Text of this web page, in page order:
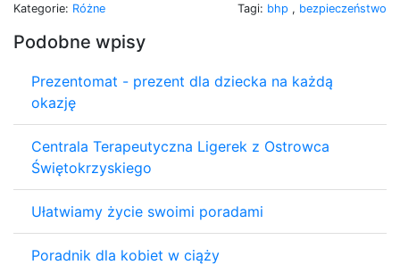
Kategorie: Różne Tagi: bhp , bezpieczeństwo
Podobne wpisy
Prezentomat - prezent dla dziecka na każdą
okazję
Centrala Terapeutyczna Ligerek z Ostrowca
Świętokrzyskiego
Ułatwiamy życie swoimi poradami
Poradnik dla kobiet w ciąży